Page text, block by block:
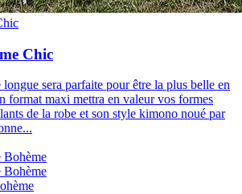
Chic
sera parfaite pour être la plus belle en
format maxi mettra en valeur vos formes
de la robe et son style kimono noué par